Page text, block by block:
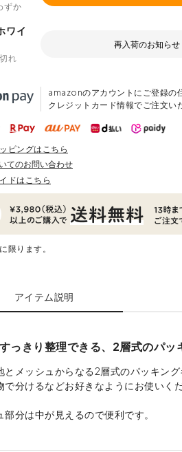
ずか
ワイ
れ
再入荷のお知らせ
amazonのアカウントにご登録の
クレジットカード情報でご注文い
ピングはこちら
てのお問い合わせ
ドはこちら
限ります。
アイテム説明
っきり整理できる、2層式のパッ
とメッシュからなる2層式のパッキン
で分けるなどお好きなようにお使いくだ
部分は中が見えるので便利です。